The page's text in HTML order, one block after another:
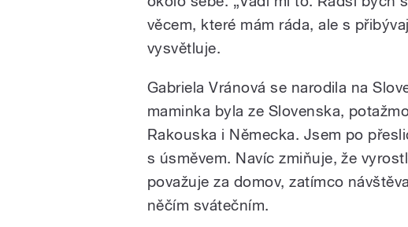
věcem, které mám ráda, ale s
vysvětluje.
Gabriela Vránová se narodila na
maminka byla ze Slovenska,
Rakouska i Německa. Jsem po
s úsměvem. Navíc zmiňuje, že
považuje za domov, zatímco
něčím svátečním.